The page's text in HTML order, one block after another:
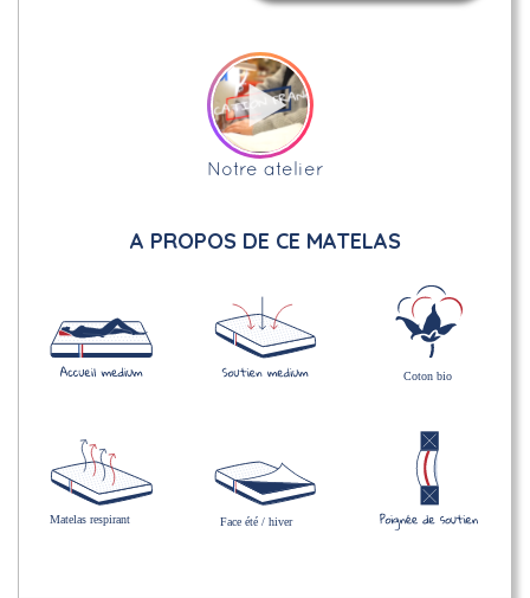
Notre atelier
A PROPOS DE CE MATELAS